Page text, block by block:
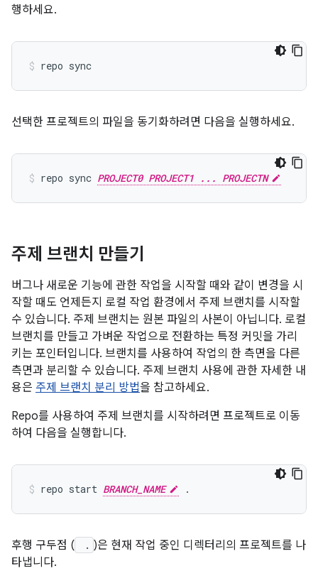
행하세요.
repo sync
선택한 프로젝트의 파일을 동기화하려면 다음을 실행하세요.
repo sync PROJECT0 PROJECT1 ... PROJECTN
주제 브랜치 만들기
버그나 새로운 기능에 관한 작업을 시작할 때와 같이 변경을 시
작할 때도 언제든지 로컬 작업 환경에서 주제 브랜치를 시작할
수 있습니다. 주제 브랜치는 원본 파일의 사본이 아닙니다. 로컬
브랜치를 만들고 가벼운 작업으로 전환하는 특정 커밋을 가리
키는 포인터입니다. 브랜치를 사용하여 작업의 한 측면을 다른
측면과 분리할 수 있습니다. 주제 브랜치 사용에 관한 자세한 내
용은 주제 브랜치 분리 방법을 참고하세요.
Repo를 사용하여 주제 브랜치를 시작하려면 프로젝트로 이동
하여 다음을 실행합니다.
repo start BRANCH_NAME
후행 구두점 ( . )은 현재 작업 중인 디렉터리의 프로젝트를 나
타냅니다.